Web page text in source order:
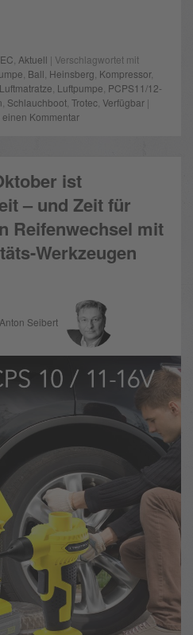
Aktuell | Verschlagwortet mit
Ball Heinsberg Kompressor,
Luftmatratze Luftpumpe PCPS11/12-
Schlauchboot Trotec Verfügbar |
Kommentar
ist
– und Zeit für
Reifenwechsel mit
Werkzeugen
Anton Seibert